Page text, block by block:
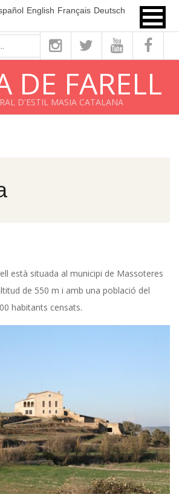
English Français Deutsch
DE FARELL
D'ESTIL MASIA CATALANA
està situada al municipi de Massoteres
de 550 m i amb una població del
habitants censats.